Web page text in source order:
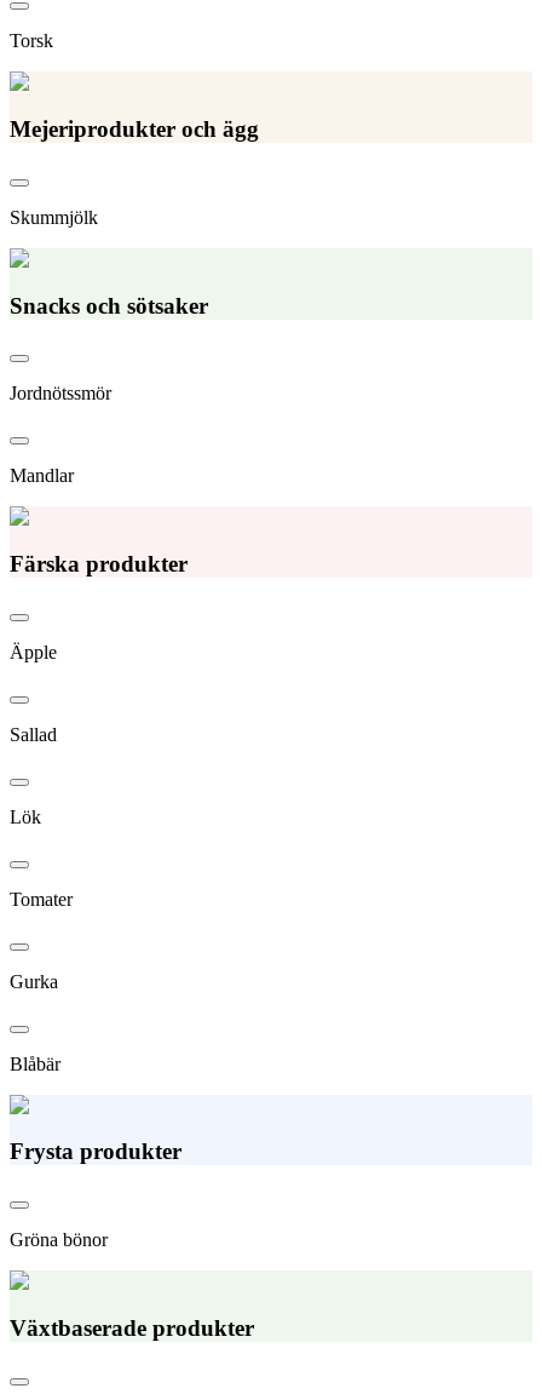
Torsk
Mejeriprodukter och ägg
Skummjölk
Snacks och sötsaker
Jordnötssmör
Mandlar
Färska produkter
Äpple
Sallad
Lök
Tomater
Gurka
Blåbär
Frysta produkter
Gröna bönor
Växtbaserade produkter